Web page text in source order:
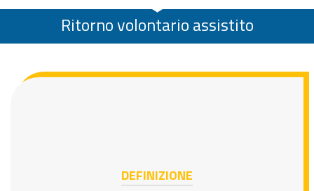
Ritorno volontario assistito
DEFINIZIONE